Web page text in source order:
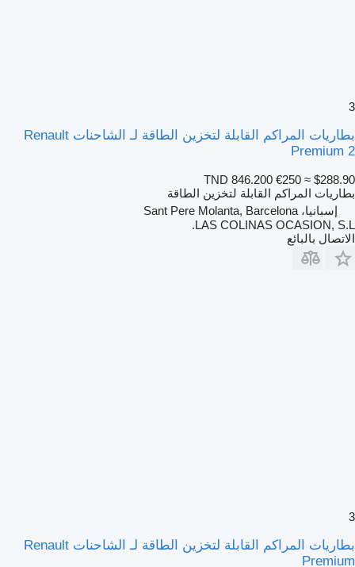
3
بطاريات المراكم القابلة لتخزين الطاقة لـ الشاحنات Renault
Premium 2
TND 846.200 €250 ≈ $288.90
بطاريات المراكم القابلة لتخزين الطاقة
إسبانيا، Sant Pere Molanta, Barcelona
LAS COLINAS OCASION, S.L.
الاتصال بالبائع
3
بطاريات المراكم القابلة لتخزين الطاقة لـ الشاحنات Renault
Premium